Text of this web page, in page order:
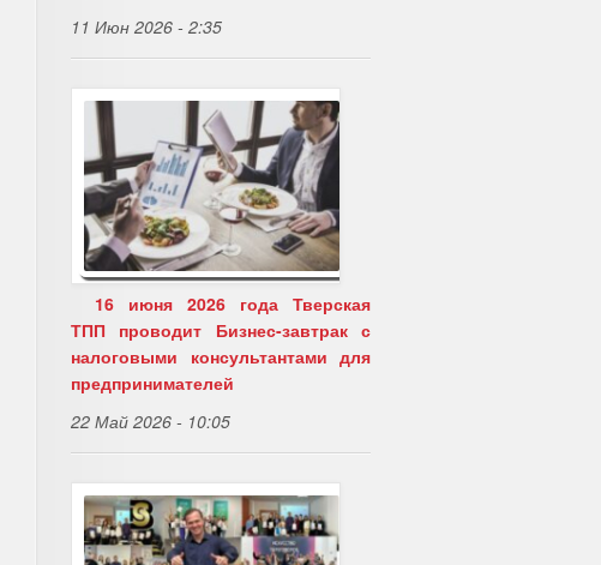
11 Июн 2026 - 2:35
16 июня 2026 года Тверская
ТПП проводит Бизнес-завтрак с
налоговыми консультантами для
предпринимателей
22 Май 2026 - 10:05